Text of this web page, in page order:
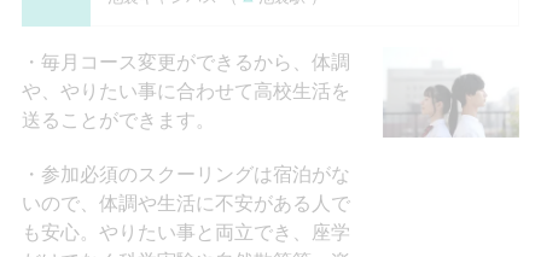
毎月コース変更ができるから、体調
や、やりたい事に合わせて高校生活を
送ることができます。
参加必須のスクーリングは宿泊がな
いので、体調や生活に不安がある人で
も安心。やりたい事と両立でき、座学